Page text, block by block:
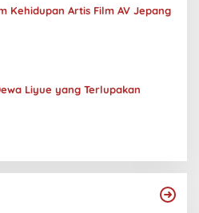
Kehidupan Artis Film AV Jepang
Liyue yang Terlupakan